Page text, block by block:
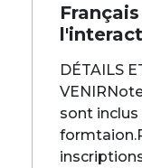
DÉTAILS
sont inclus